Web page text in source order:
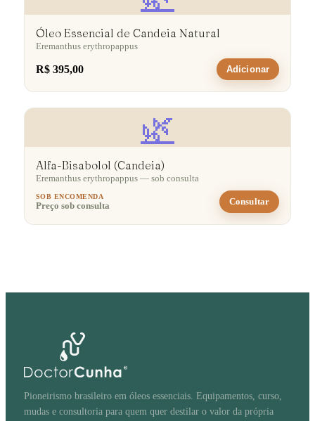
Óleo Essencial de Candeia Natural
Eremanthus erythropappus
R$ 395,00 Adicionar
🌿
Alfa-Bisabolol (Candeia)
Eremanthus erythropappus — sob consulta
SOB ENCOMENDA
Preço sob consulta Consultar
Pioneirismo brasileiro em óleos essenciais. Equipamentos, curso,
mudas e consultoria para quem quer destilar o valor da própria